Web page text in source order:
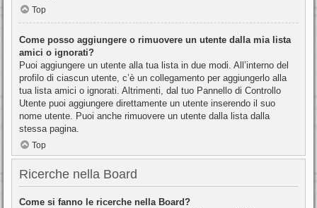
Top
Come posso aggiungere o rimuovere un utente dalla mia lista
amici o ignorati?
Puoi aggiungere un utente alla tua lista in due modi. All’interno del
profilo di ciascun utente, c’è un collegamento per aggiungerlo alla
tua lista amici o ignorati. Altrimenti, dal tuo Pannello di Controllo
Utente puoi aggiungere direttamente un utente inserendo il suo
nome utente. Puoi anche rimuovere un utente dalla lista dalla
stessa pagina.
Top
Ricerche nella Board
Come si fanno le ricerche nella Board?